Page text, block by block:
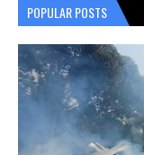
POPULAR POSTS